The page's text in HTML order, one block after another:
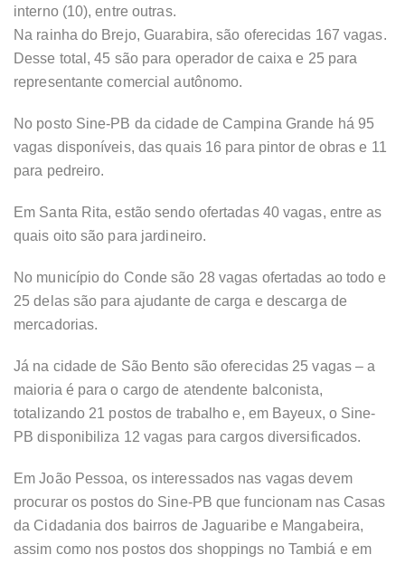
interno (10), entre outras.
Na rainha do Brejo, Guarabira, são oferecidas 167 vagas.
Desse total, 45 são para operador de caixa e 25 para
representante comercial autônomo.
No posto Sine-PB da cidade de Campina Grande há 95
vagas disponíveis, das quais 16 para pintor de obras e 11
para pedreiro.
Em Santa Rita, estão sendo ofertadas 40 vagas, entre as
quais oito são para jardineiro.
No município do Conde são 28 vagas ofertadas ao todo e
25 delas são para ajudante de carga e descarga de
mercadorias.
Já na cidade de São Bento são oferecidas 25 vagas – a
maioria é para o cargo de atendente balconista,
totalizando 21 postos de trabalho e, em Bayeux, o Sine-
PB disponibiliza 12 vagas para cargos diversificados.
Em João Pessoa, os interessados nas vagas devem
procurar os postos do Sine-PB que funcionam nas Casas
da Cidadania dos bairros de Jaguaribe e Mangabeira,
assim como nos postos dos shoppings no Tambiá e em